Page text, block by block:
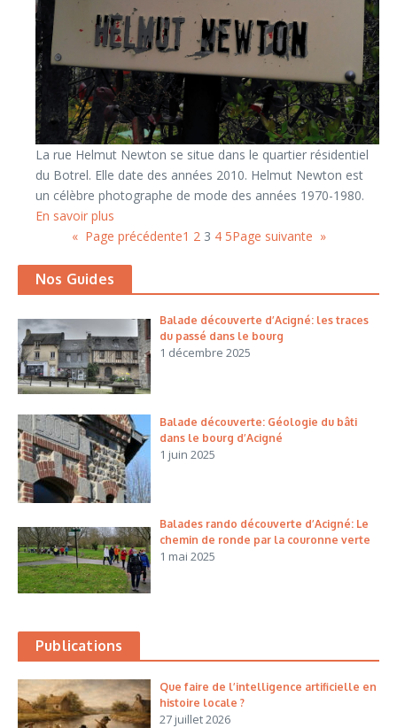
La rue Helmut Newton se situe dans le quartier résidentiel
du Botrel. Elle date des années 2010. Helmut Newton est
un célèbre photographe de mode des années 1970-1980.
En savoir plus
« Page précédente1 2 3 4 5Page suivante »
Nos Guides
Balade découverte d’Acigné: les traces
du passé dans le bourg
1 décembre 2025
Balade découverte: Géologie du bâti
dans le bourg d’Acigné
1 juin 2025
Balades rando découverte d’Acigné: Le
chemin de ronde par la couronne verte
1 mai 2025
Publications
Que faire de l’intelligence artificielle en
histoire locale ?
27 juillet 2026